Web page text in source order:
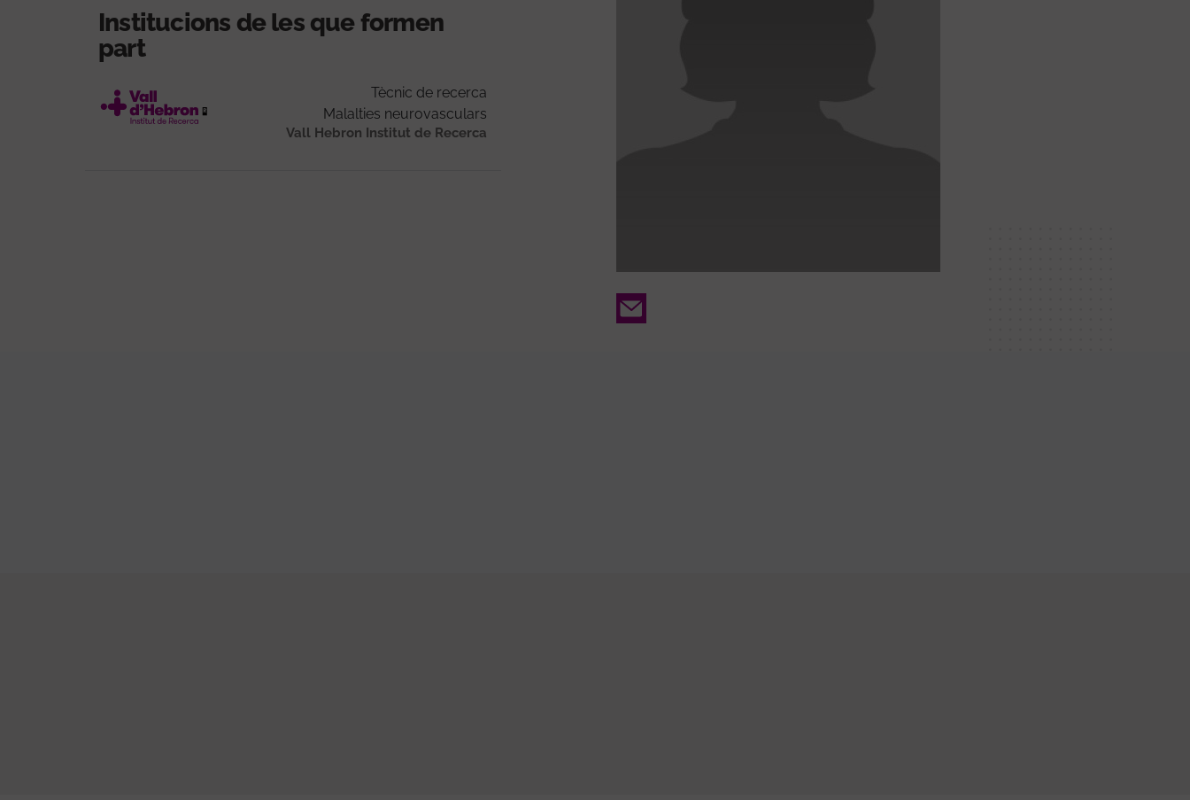
Institucions de les que formen
part
Tècnic de recerca
Malalties neurovasculars
Vall Hebron Institut de Recerca
Email